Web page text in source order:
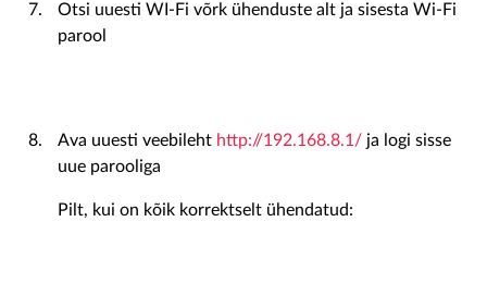
Otsi uuesti WI-Fi võrk ühenduste alt ja sisesta Wi-Fi
parool
Ava uuesti veebileht http://192.168.8.1/ ja logi sisse
uue parooliga
Pilt, kui on kõik korrektselt ühendatud: